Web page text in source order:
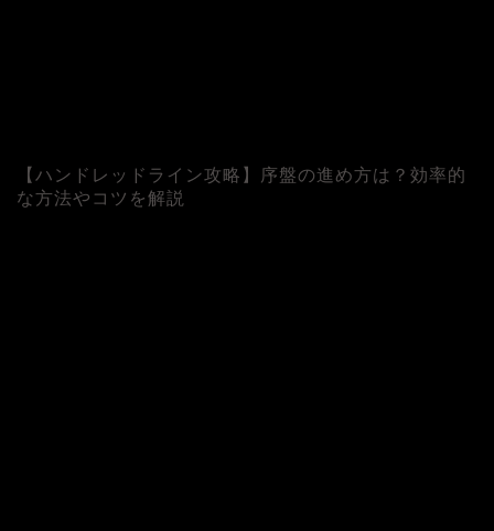
【ハンドレッドライン攻略】序盤の進め方は？効率的
な方法やコツを解説